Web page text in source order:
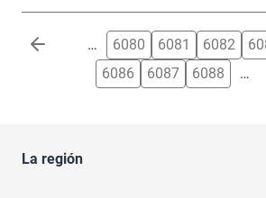
Paginación … 6080 6081 6082
6086
6087 6088 …
La región